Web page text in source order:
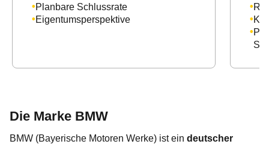
Planbare Schlussrate
Eigentumsperspektive
Die Marke BMW
BMW (Bayerische Motoren Werke) ist ein deutscher